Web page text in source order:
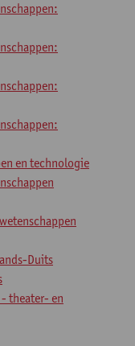
en technologie
Duits
theater- en